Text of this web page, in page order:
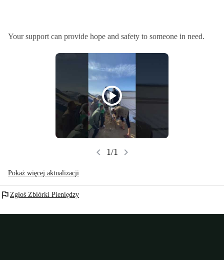
Your support can provide hope and safety to someone in need.
play_circle
chevron_left 1/1 chevron_right
Pokaż więcej aktualizacji
flag Zgłoś Zbiórki Pieniędzy